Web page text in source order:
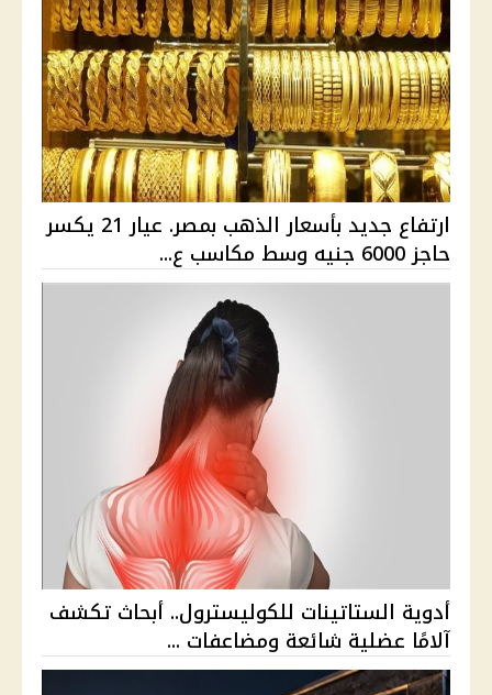
ارتفاع جديد بأسعار الذهب بمصر. عيار 21 يكسر
حاجز 6000 جنيه وسط مكاسب ع...
أدوية الستاتينات للكوليسترول.. أبحاث تكشف
آلامًا عضلية شائعة ومضاعفات ...